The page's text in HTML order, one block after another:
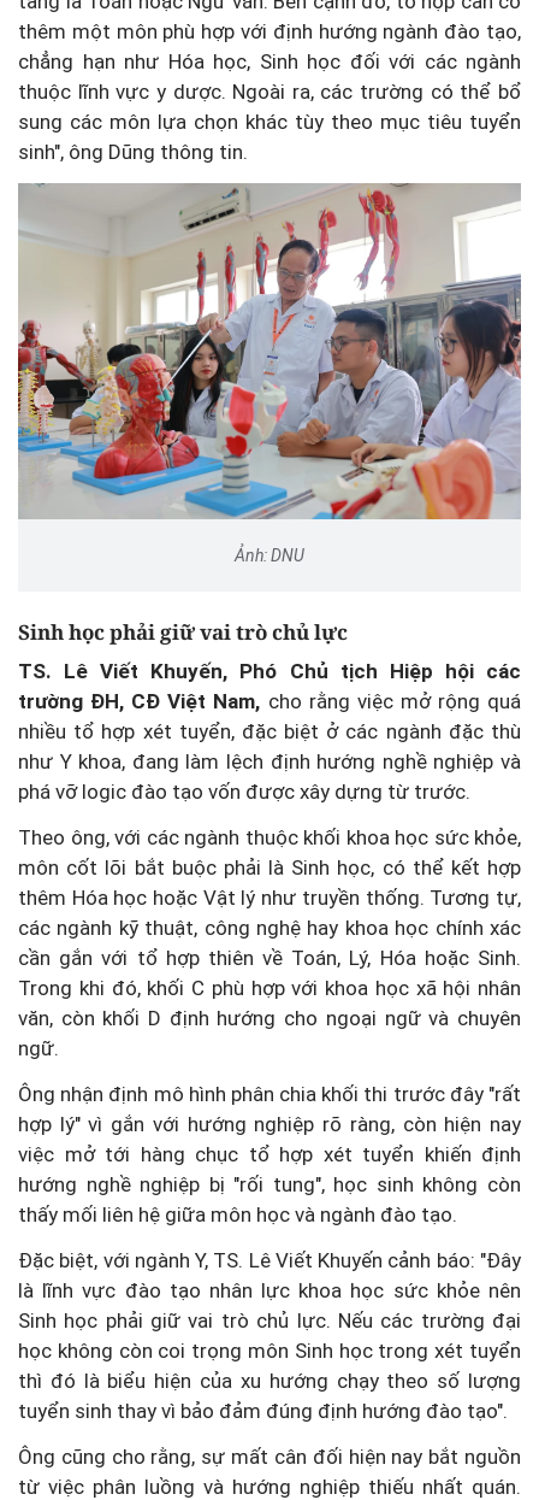
thêm một môn phù hợp với định hướng ngành đào tạo,
chẳng hạn như Hóa học, Sinh học đối với các ngành
thuộc lĩnh vực y dược. Ngoài ra, các trường có thể bổ
sung các môn lựa chọn khác tùy theo mục tiêu tuyển
sinh", ông Dũng thông tin.
Ảnh: DNU
Sinh học phải giữ vai trò chủ lực
TS. Lê Viết Khuyến, Phó Chủ tịch Hiệp hội các
trường ĐH, CĐ Việt Nam, cho rằng việc mở rộng quá
nhiều tổ hợp xét tuyển, đặc biệt ở các ngành đặc thù
như Y khoa, đang làm lệch định hướng nghề nghiệp và
phá vỡ logic đào tạo vốn được xây dựng từ trước.
Theo ông, với các ngành thuộc khối khoa học sức khỏe,
môn cốt lõi bắt buộc phải là Sinh học, có thể kết hợp
thêm Hóa học hoặc Vật lý như truyền thống. Tương tự,
các ngành kỹ thuật, công nghệ hay khoa học chính xác
cần gắn với tổ hợp thiên về Toán, Lý, Hóa hoặc Sinh.
Trong khi đó, khối C phù hợp với khoa học xã hội nhân
văn, còn khối D định hướng cho ngoại ngữ và chuyên
ngữ.
Ông nhận định mô hình phân chia khối thi trước đây "rất
hợp lý" vì gắn với hướng nghiệp rõ ràng, còn hiện nay
việc mở tới hàng chục tổ hợp xét tuyển khiến định
hướng nghề nghiệp bị "rối tung", học sinh không còn
thấy mối liên hệ giữa môn học và ngành đào tạo.
Đặc biệt, với ngành Y, TS. Lê Viết Khuyến cảnh báo: "Đây
là lĩnh vực đào tạo nhân lực khoa học sức khỏe nên
Sinh học phải giữ vai trò chủ lực. Nếu các trường đại
học không còn coi trọng môn Sinh học trong xét tuyển
thì đó là biểu hiện của xu hướng chạy theo số lượng
tuyển sinh thay vì bảo đảm đúng định hướng đào tạo".
Ông cũng cho rằng, sự mất cân đối hiện nay bắt nguồn
từ việc phân luồng và hướng nghiệp thiếu nhất quán.